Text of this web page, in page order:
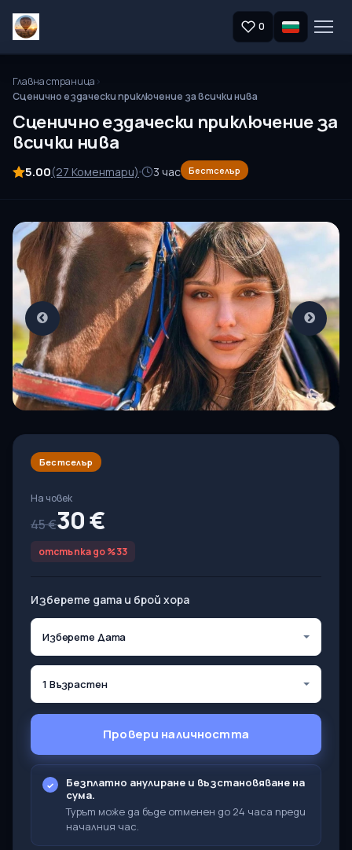
0
Главна страница
Сценично ездачески приключение за всички нива
Сценично ездачески приключение за
всички нива
5.00(27 Коментари) 3 час Бестселър
Бестселър
На човек
45 €30 €
отстъпка до %33
Изберете дата и брой хора
Изберете Дата
1 Възрастен
Провери наличността
Безплатно анулиране и възстановяване на
сума.
Турът може да бъде отменен до 24 часа преди
началния час.